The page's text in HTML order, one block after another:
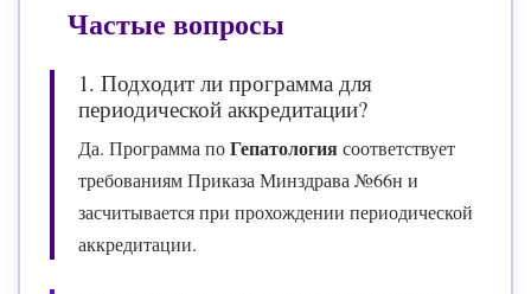
Частые вопросы
1. Подходит ли программа для
периодической аккредитации?
Да. Программа поГепатологиясоответствует
требованиям Приказа Минздрава №66н и
засчитывается при прохождении периодической
аккредитации.